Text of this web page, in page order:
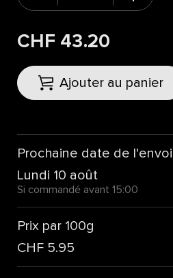
CHF 43.20
Ajouter au panier
Prochaine date de l'envoi
Lundi 10 août
Si commandé avant 15:00
Prix par 100g
CHF 5.95